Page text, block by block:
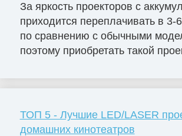
За яркость проекторов с
приходится переплачивать в 3-
по сравнению с обычными
поэтому приобретать такой
ТОП 5 - Лучшие LED/LASER
домашних кинотеатров